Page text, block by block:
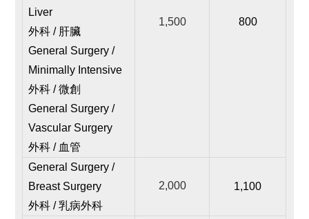
Liver
外科 / 肝臟
General Surgery /
Minimally Intensive
外科 / 微創
General Surgery /
Vascular Surgery
外科 / 血管
1,500 800
General Surgery /
Breast Surgery
外科 / 乳病外科
2,000 1,100